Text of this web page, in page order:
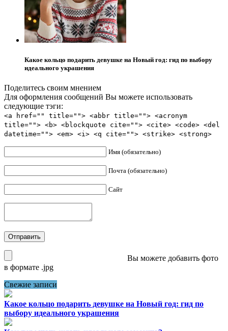
Какое кольцо подарить девушке на Новый год: гид по выбору
идеального украшения
Поделитесь своим мнением
Для оформления сообщений Вы можете использовать
следующие тэги:
<a href="" title=""> <abbr title=""> <acronym
title=""> <b> <blockquote cite=""> <cite> <code> <del
datetime=""> <em> <i> <q cite=""> <strike> <strong>
Имя (обязательно)
Почта (обязательно)
Сайт
Вы можете добавить фото
в формате .jpg
Свежие записи
Какое кольцо подарить девушке на Новый год: гид по
выбору идеального украшения